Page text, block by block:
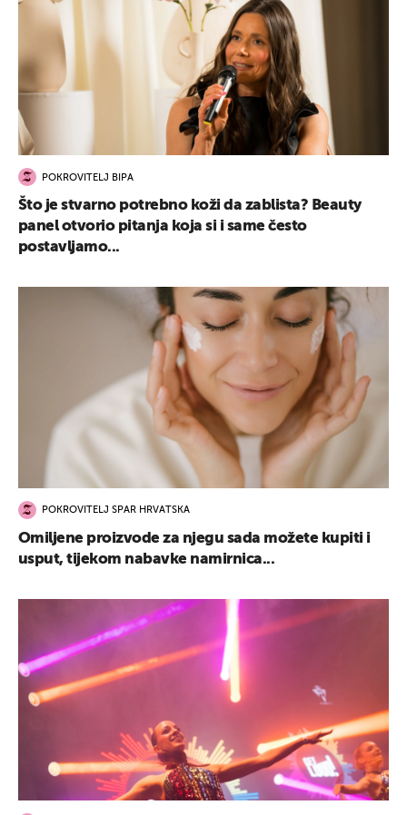
POKROVITELJ BIPA
Što je stvarno potrebno koži da zablista? Beauty
panel otvorio pitanja koja si i same često
postavljamo...
POKROVITELJ SPAR HRVATSKA
Omiljene proizvode za njegu sada možete kupiti i
usput, tijekom nabavke namirnica...